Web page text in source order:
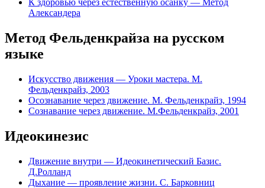
К здоровью через естественную осанку — Метод
Александера
Метод Фельденкрайза на русском
языке
Искусство движения — Уроки мастера. М.
Фельденкрайз, 2003
Осознавание через движение. М. Фельденкрайз, 1994
Сознавание через движение. М.Фельденкрайз, 2001
Идеокинезис
Движение внутри — Идеокинетический Базис.
Д.Ролланд
Дыхание — проявление жизни. С. Барковниц